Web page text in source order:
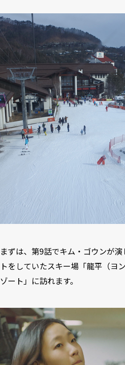
まずは、第9話でキム・ゴウンが
トをしていたスキー場「龍平（ヨ
ゾート」に訪れます。